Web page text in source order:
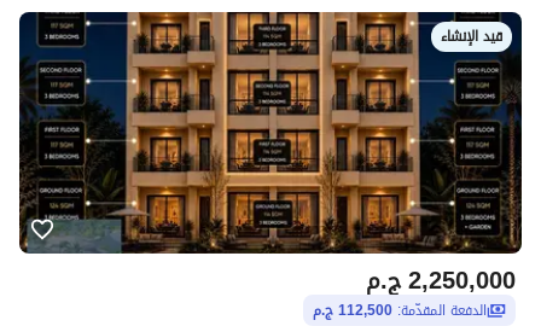
قيد الإنشاء
ج.م2,250,000
الدفعة المقدّمة: 112,500 ج.م